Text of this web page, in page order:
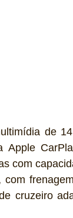
de
com
cruzeiro